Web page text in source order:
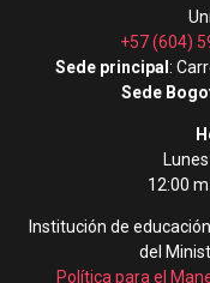
+57 (604)
Sede principal:
Sede
12:00
Institución de
del
Política para el